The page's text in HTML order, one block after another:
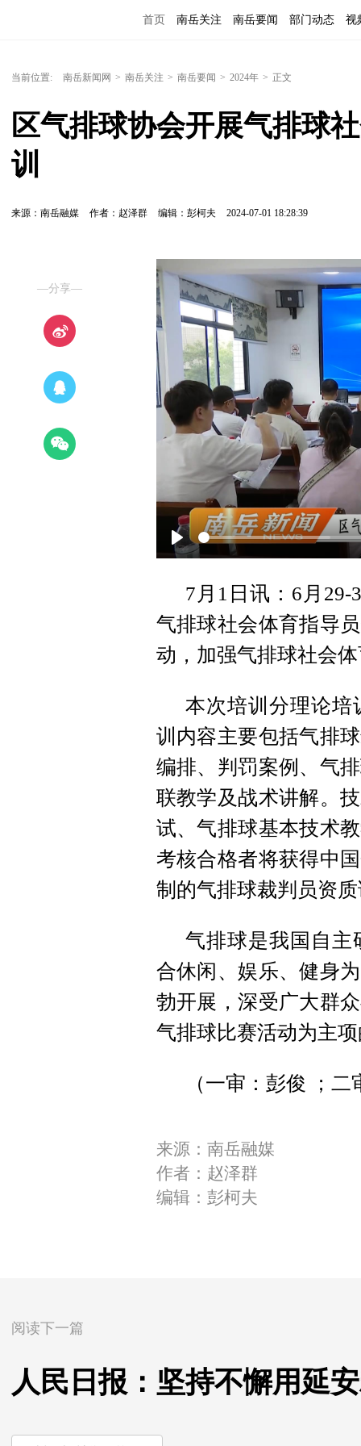
首页 南岳关注 南岳要闻 部门动态 视
当前位置: 南岳新闻网 > 南岳关注 > 南岳要闻 > 2024年 > 正文
区气排球协会开展气排球
训
来源：南岳融媒 作者：赵泽群 编辑：彭柯夫 2024-07-01 18:28:39
—分享—
Play
7月1日讯：6月29-
气排球社会体育指导
动，加强气排球社会
本次培训分理论培
训内容主要包括气排
编排、判罚案例、气
联教学及战术讲解。
试、气排球基本技术
考核合格者将获得中
制的气排球裁判员资
气排球是我国自主
合休闲、娱乐、健身
勃开展，深受广大群
气排球比赛活动为主
（一审：彭俊 ；
来源：南岳融媒
作者：赵泽群
编辑：彭柯夫
阅读下一篇
人民日报：坚持不懈用延